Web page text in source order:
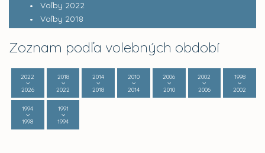
Voľby 2022
Voľby 2018
Zoznam podľa volebných období
2022
2026
2018
2022
2014
2018
2010
2014
2006
2010
2002
2006
1998
2002
1994
1998
1991
1994